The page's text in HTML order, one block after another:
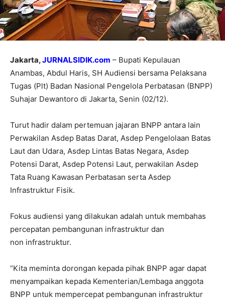
Jakarta,JURNALSIDIK.com – Bupati Kepulauan
Anambas, Abdul Haris, SH Audiensi bersama Pelaksana
Tugas (Plt) Badan Nasional Pengelola Perbatasan (BNPP)
Suhajar Dewantoro di Jakarta, Senin (02/12).
Turut hadir dalam pertemuan jajaran BNPP antara lain
Perwakilan Asdep Batas Darat, Asdep Pengelolaan Batas
Laut dan Udara, Asdep Lintas Batas Negara, Asdep
Potensi Darat, Asdep Potensi Laut, perwakilan Asdep
Tata Ruang Kawasan Perbatasan serta Asdep
Infrastruktur Fisik.
Fokus audiensi yang dilakukan adalah untuk membahas
percepatan pembangunan infrastruktur dan
non infrastruktur.
“Kita meminta dorongan kepada pihak BNPP agar dapat
menyampaikan kepada Kementerian/Lembaga anggota
BNPP untuk mempercepat pembangunan infrastruktur